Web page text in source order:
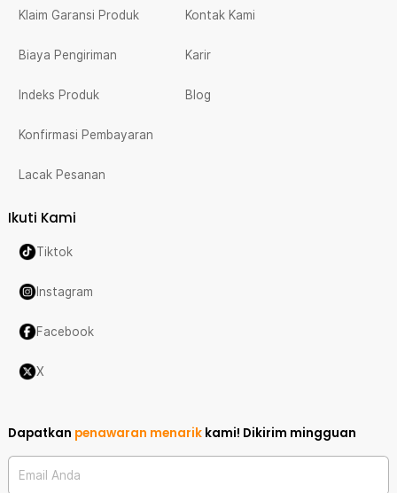
Klaim Garansi Produk
Biaya Pengiriman
Indeks Produk
Konfirmasi Pembayaran
Lacak Pesanan
Kontak Kami
Karir
Blog
Ikuti Kami
Tiktok
Instagram
Facebook
X
Dapatkan penawaran menarik kami! Dikirim mingguan
Email Anda